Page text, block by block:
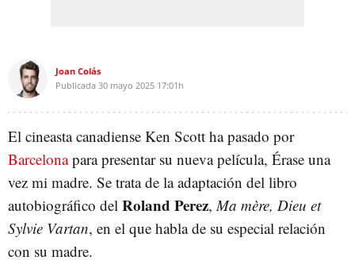
Joan Colás
Publicada 30 mayo 2025 17:01h
El cineasta canadiense Ken Scott ha pasado por
Barcelonapara presentar su nueva película, Érase una
vez mi madre. Se trata de la adaptación del libro
autobiográfico del Roland Perez,Ma mère, Dieu et
Sylvie Vartan, en el que habla de su especial relación
con su madre.